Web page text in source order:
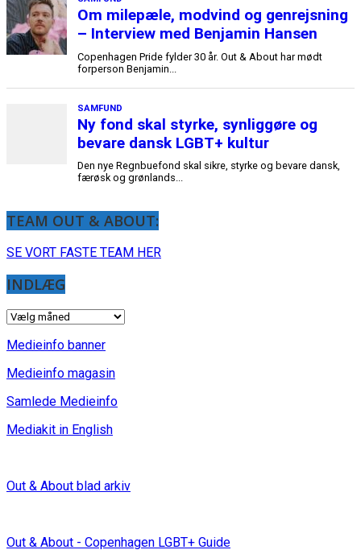
TEAM OUT & ABOUT:
SE VORT FASTE TEAM HER
INDLÆG
INDLÆG
Medieinfo banner
Medieinfo magasin
Samlede Medieinfo
Mediakit in English
Out & About blad arkiv
Out & About - Copenhagen LGBT+ Guide